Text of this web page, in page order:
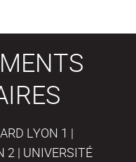
LYON 1 |
2 | UNIVERSITÉ